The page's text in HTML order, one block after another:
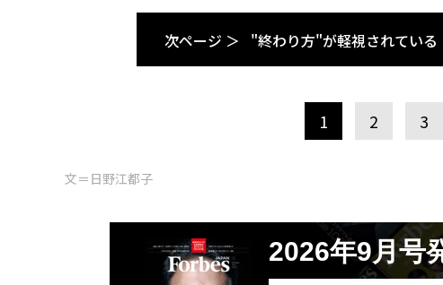
次ページ ＞ "終わり方"が軽視されている
1 2 3
文＝日野江都子
2026年9月号